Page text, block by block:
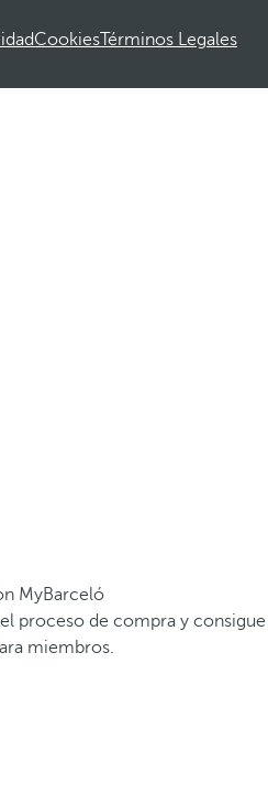
CookiesTérminos Legales
MyBarceló
proceso de compra y consigue
miembros.